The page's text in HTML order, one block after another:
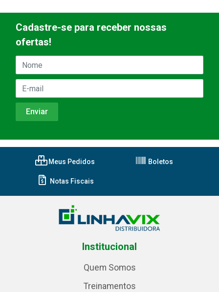
Cadastre-se para receber nossas
ofertas!
Meus Pedidos Boletos
Notas Fiscais
Institucional
Quem Somos
Treinamentos